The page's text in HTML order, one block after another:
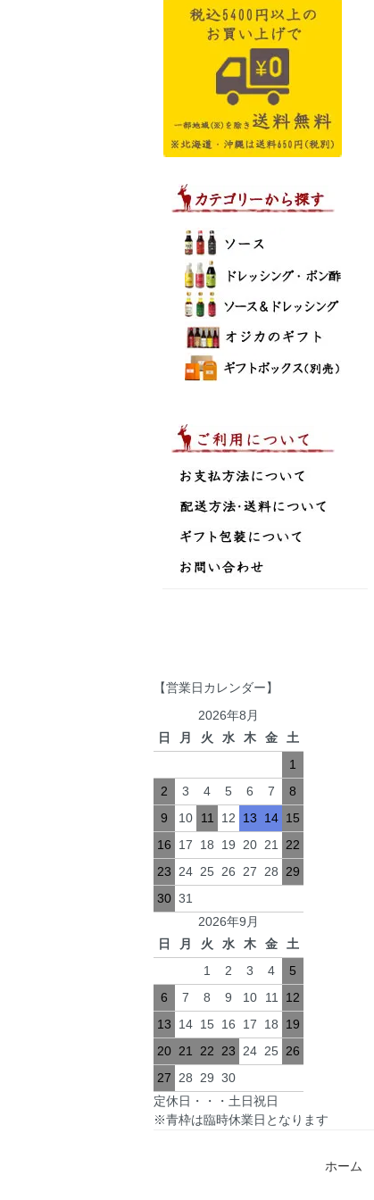
【営業日カレンダー】
2026年8月
日
月 火 水 木 金
土
1
2
3 4 5 6 7
8
9
10 11 12 13 14 15
16
17 18 19 20 21
22
23
24 25 26 27 28
29
30 31
2026年9月
日
月 火 水 木 金
土
1
2 3 4
5
6
7 8 9 10 11
12
13
14 15 16 17 18
19
20 21 22 23 24 25 26
27
28 29 30
定休日・・・土日祝日
※青枠は臨時休業日となります
ホーム